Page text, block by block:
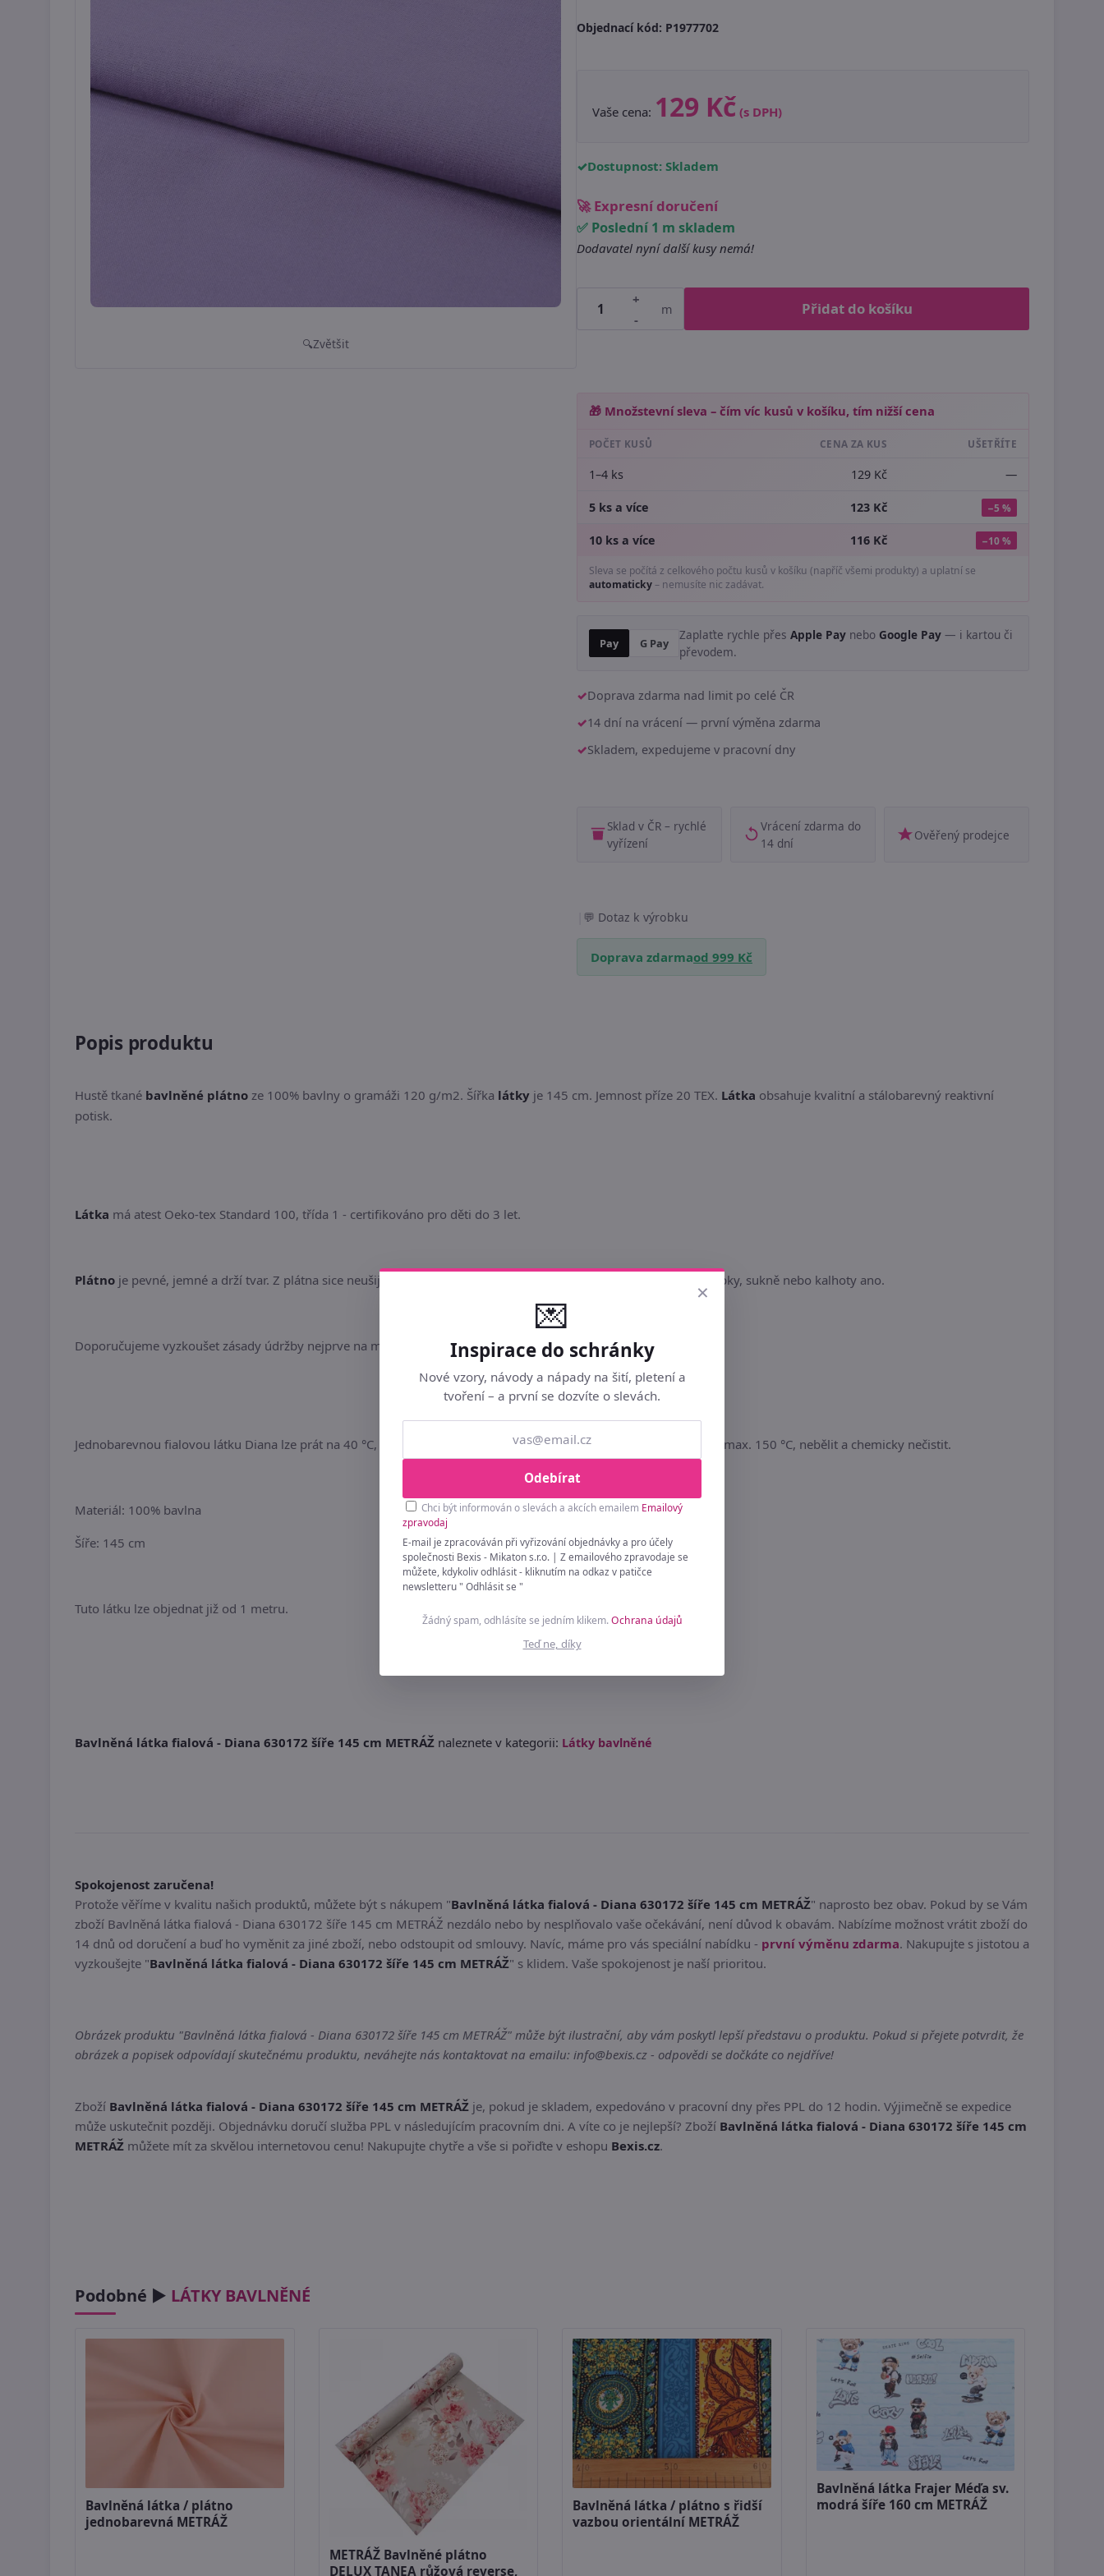
Zvětšit
Objednací kód: P1977702
Vaše cena: 129 Kč (s DPH)
Dostupnost: Skladem
🚀 Expresní doručení
✅ Poslední 1 m skladem
Dodavatel nyní další kusy nemá!
+
-
m Přidat do košíku
🎁 Množstevní sleva – čím víc kusů v košíku, tím nižší cena
POČET KUSŮ CENA ZA KUS UŠETŘÍTE
1–4 ks 129 Kč —
5 ks a více 123 Kč −5 %
10 ks a více 116 Kč −10 %
Sleva se počítá z celkového počtu kusů v košíku (napříč všemi produkty) a uplatní se
automaticky– nemusíte nic zadávat.
Pay G Pay
Zaplaťte rychle přes Apple Pay nebo Google Pay — i kartou či
převodem.
Doprava zdarma nad limit po celé ČR
14 dní na vrácení — první výměna zdarma
Skladem, expedujeme v pracovní dny
Sklad v ČR – rychlé
vyřízení
Vrácení zdarma do
14 dní
Ověřený prodejce
Dotaz k výrobku
Doprava zdarmaod 999 Kč
Popis produktu
Hustě tkané bavlněné plátno ze 100% bavlny o gramáži 120 g/m2. Šířka látky je 145 cm. Jemnost příze 20 TEX. Látka obsahuje kvalitní a stálobarevný reaktivní
potisk.
Látka má atest Oeko-tex Standard 100, třída 1 - certifikováno pro děti do 3 let.
Plátno je pevné, jemné a drží tvar. Z plátna sice neušijete triko, ale skvělé povlečení, polštářky, tašky, zástěry, chňapky, sukně nebo kalhoty ano.
Doporučujeme vyzkoušet zásady údržby nejprve na malém kousku látky. Srážlivostlátkyje cca 3 - 8%.
Jednobarevnou fialovou látku Diana lze prát na 40 °C, sušení v bubnové sušičce při běžné teplotě, žehlit při teplotě max. 150 °C, nebělit a chemicky nečistit.
Materiál: 100% bavlna
Šíře: 145 cm
Tuto látku lze objednat již od 1 metru.
Bavlněná látka fialová - Diana 630172 šíře 145 cm METRÁŽ naleznete v kategorii: Látky bavlněné
Spokojenost zaručena!
Protože věříme v kvalitu našich produktů, můžete být s nákupem "Bavlněná látka fialová - Diana 630172 šíře 145 cm METRÁŽ" naprosto bez obav. Pokud by se Vám
zboží Bavlněná látka fialová - Diana 630172 šíře 145 cm METRÁŽ nezdálo nebo by nesplňovalo vaše očekávání, není důvod k obavám. Nabízíme možnost vrátit zboží do
14 dnů od doručení a buď ho vyměnit za jiné zboží, nebo odstoupit od smlouvy. Navíc, máme pro vás speciální nabídku - první výměnu zdarma. Nakupujte s jistotou a
vyzkoušejte "Bavlněná látka fialová - Diana 630172 šíře 145 cm METRÁŽ" s klidem. Vaše spokojenost je naší prioritou.
Obrázek produktu "Bavlněná látka fialová - Diana 630172 šíře 145 cm METRÁŽ" může být ilustrační, aby vám poskytl lepší představu o produktu. Pokud si přejete potvrdit, že
obrázek a popisek odpovídají skutečnému produktu, neváhejte nás kontaktovat na emailu: info@bexis.cz - odpovědi se dočkáte co nejdříve!
Zboží Bavlněná látka fialová - Diana 630172 šíře 145 cm METRÁŽ je, pokud je skladem, expedováno v pracovní dny přes PPL do 12 hodin. Výjimečně se expedice
může uskutečnit později. Objednávku doručí služba PPL v následujícím pracovním dni. A víte co je nejlepší? Zboží Bavlněná látka fialová - Diana 630172 šíře 145 cm
METRÁŽ můžete mít za skvělou internetovou cenu! Nakupujte chytře a vše si pořiďte v eshopu Bexis.cz.
Podobné ► LÁTKY BAVLNĚNÉ
Bavlněná látka / plátno
jednobarevná METRÁŽ
METRÁŽ Bavlněné plátno
DELUX TANEA růžová reverse,
Bavlněná látka / plátno s řidší
vazbou orientální METRÁŽ
Bavlněná látka Frajer Méďa sv.
modrá šíře 160 cm METRÁŽ
×
💌
Inspirace do schránky
Nové vzory, návody a nápady na šití, pletení a
tvoření – a první se dozvíte o slevách.
Odebírat
Chci být informován o slevách a akcích emailem Emailový
zpravodaj
E-mail je zpracováván při vyřizování objednávky a pro účely
společnosti Bexis - Mikaton s.r.o. | Z emailového zpravodaje se
můžete, kdykoliv odhlásit - kliknutím na odkaz v patičce
newsletteru " Odhlásit se "
Žádný spam, odhlásíte se jedním klikem.Ochrana údajů
Teď ne, díky